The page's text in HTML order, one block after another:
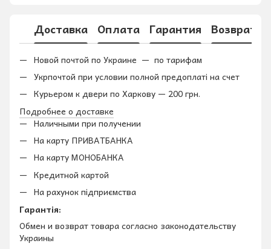
Доставка Оплата Гарантия Возврат
Новой почтой по Украине — по тарифам
Укрпочтой при условии полной предоплаті на счет
Курьером к двери по Харкову — 200 грн.
Подробнее о доставке
Наличными при получении
На карту ПРИВАТБАНКА
На карту МОНОБАНКА
Кредитной картой
На рахунок підприємства
Гарантія:
Обмен и возврат товара согласно законодательству
Украины